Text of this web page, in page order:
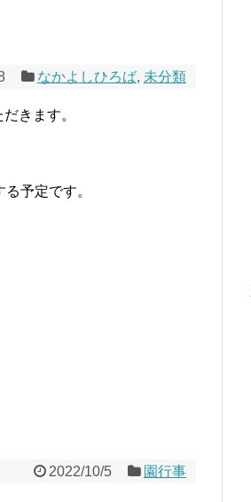
なかよしひろば, 未分類
きます。
予定です。
2022/10/5 園行事